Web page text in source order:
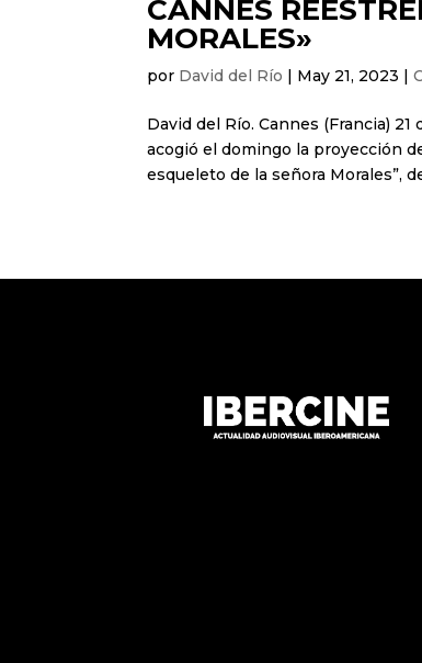
CANNES
MORALES»
por David del Río | May 21, 2023 |
David del Río. Cannes (Francia)
acogió el domingo la proyección
esqueleto de la señora Morales”,